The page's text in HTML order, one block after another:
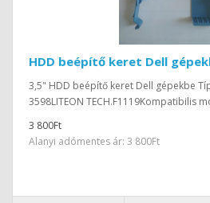
HDD beépítő keret Dell
3,5" HDD beépítő keret Dell gépekbe
3598LITEON TECH.F1119Kompatibilis
3 800Ft
Alanyi adómentes ár: 3 800Ft